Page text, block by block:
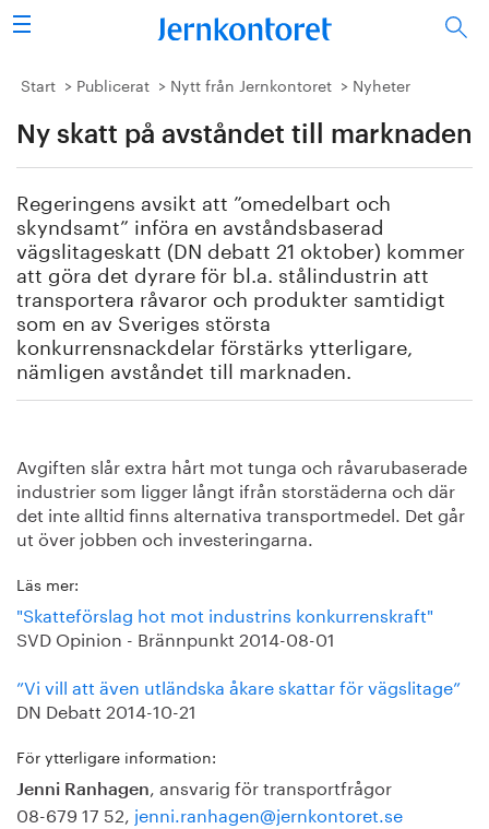
Sök
Stålindustrin
Vision 2050
Forskning/utbildning
Energi/miljö
Vi tycker
Publicerat
Bildbank
Om oss
Start Publicerat Nytt från Jernkontoret Nyheter
Ny skatt på avståndet till marknaden
Regeringens avsikt att ”omedelbart och
skyndsamt” införa en avståndsbaserad
vägslitageskatt (DN debatt 21 oktober) kommer
att göra det dyrare för bl.a. stålindustrin att
transportera råvaror och produkter samtidigt
som en av Sveriges största
konkurrensnackdelar förstärks ytterligare,
nämligen avståndet till marknaden.
Avgiften slår extra hårt mot tunga och råvarubaserade
industrier som ligger långt ifrån storstäderna och där
det inte alltid finns alternativa transportmedel. Det går
ut över jobben och investeringarna.
Läs mer:
"Skatteförslag hot mot industrins konkurrenskraft"
SVD Opinion - Brännpunkt 2014-08-01
”Vi vill att även utländska åkare skattar för vägslitage”
DN Debatt 2014-10-21
För ytterligare information:
Jenni Ranhagen, ansvarig för transportfrågor
08-679 17 52, jenni.ranhagen@jernkontoret.se